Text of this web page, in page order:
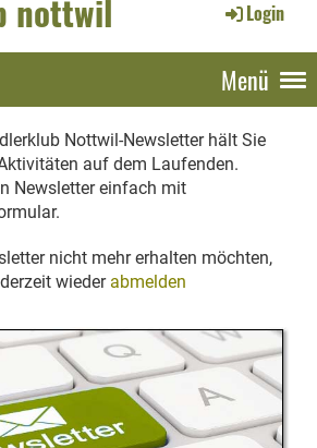
nottwil Login
Menü
Nottwil-Newsletter hält Sie
auf dem Laufenden.
Newsletter einfach mit
nicht mehr erhalten möchten,
wieder abmelden